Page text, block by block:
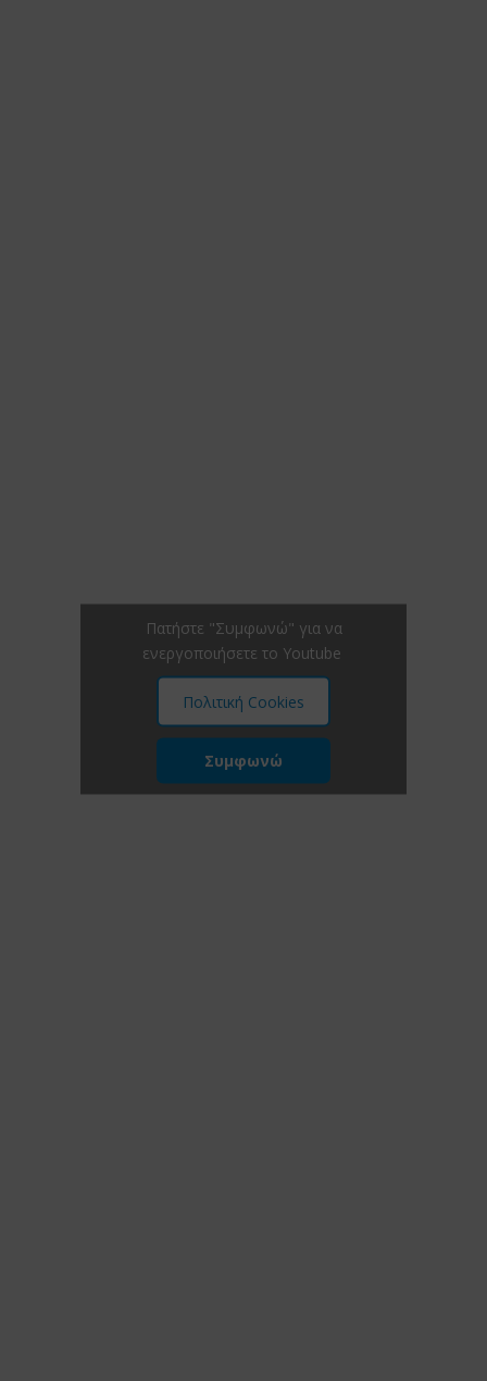
Πατήστε "Συμφωνώ" για να
ενεργοποιήσετε το Youtube
Πολιτική Cookies
Συμφωνώ